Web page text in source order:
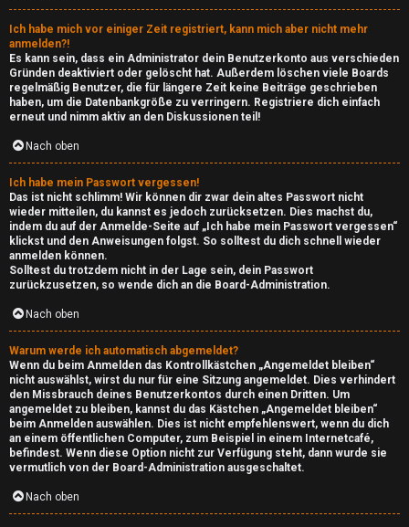
Ich habe mich vor einiger Zeit registriert, kann mich aber nicht mehr
anmelden?!
Es kann sein, dass ein Administrator dein Benutzerkonto aus verschieden
Gründen deaktiviert oder gelöscht hat. Außerdem löschen viele Boards
regelmäßig Benutzer, die für längere Zeit keine Beiträge geschrieben
haben, um die Datenbankgröße zu verringern. Registriere dich einfach
erneut und nimm aktiv an den Diskussionen teil!
Nach oben
Ich habe mein Passwort vergessen!
Das ist nicht schlimm! Wir können dir zwar dein altes Passwort nicht
wieder mitteilen, du kannst es jedoch zurücksetzen. Dies machst du,
indem du auf der Anmelde-Seite auf „Ich habe mein Passwort vergessen“
klickst und den Anweisungen folgst. So solltest du dich schnell wieder
anmelden können.
Solltest du trotzdem nicht in der Lage sein, dein Passwort
zurückzusetzen, so wende dich an die Board-Administration.
Nach oben
Warum werde ich automatisch abgemeldet?
Wenn du beim Anmelden das Kontrollkästchen „Angemeldet bleiben“
nicht auswählst, wirst du nur für eine Sitzung angemeldet. Dies verhindert
den Missbrauch deines Benutzerkontos durch einen Dritten. Um
angemeldet zu bleiben, kannst du das Kästchen „Angemeldet bleiben“
beim Anmelden auswählen. Dies ist nicht empfehlenswert, wenn du dich
an einem öffentlichen Computer, zum Beispiel in einem Internetcafé,
befindest. Wenn diese Option nicht zur Verfügung steht, dann wurde sie
vermutlich von der Board-Administration ausgeschaltet.
Nach oben
e